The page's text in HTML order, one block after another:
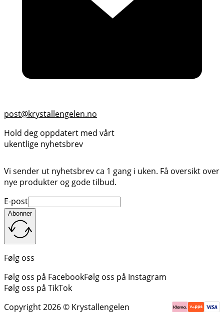
post@krystallengelen.no
Hold deg oppdatert med vårt
ukentlige nyhetsbrev
Vi sender ut nyhetsbrev ca 1 gang i uken. Få oversikt over
nye produkter og gode tilbud.
E-post
Abonner
Følg oss
Følg oss på FacebookFølg oss på Instagram
Følg oss på TikTok
Copyright 2026 © Krystallengelen